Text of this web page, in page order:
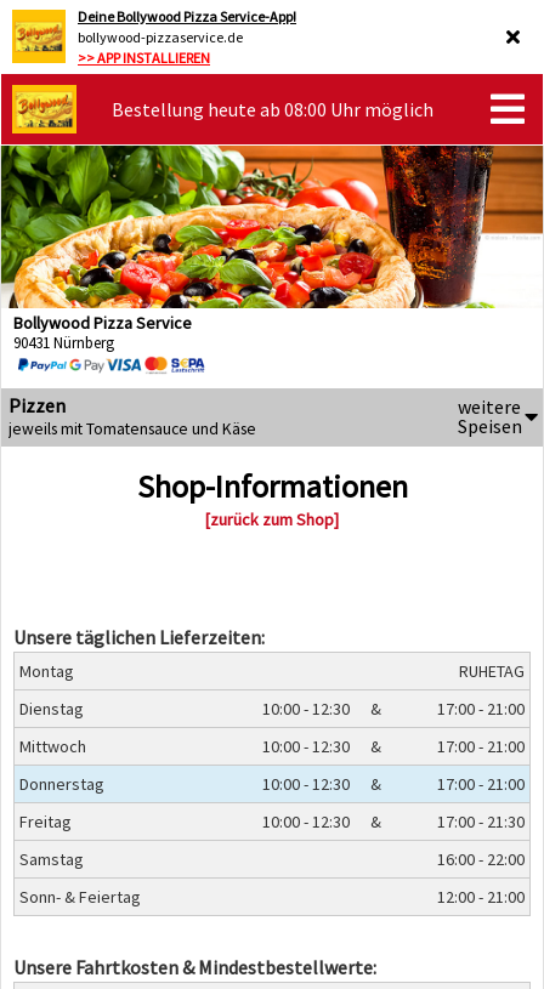
Deine Bollywood Pizza Service-App!
bollywood-pizzaservice.de
>> APP INSTALLIEREN
Bestellung heute ab 08:00 Uhr möglich
Bollywood Pizza Service
90431 Nürnberg
Pizzen
jeweils mit Tomatensauce und Käse
weitere
Speisen
Shop-Informationen
[zurück zum Shop]
Unsere täglichen Lieferzeiten:
Montag
RUHETAG
Dienstag
10:00 - 12:30 &
17:00 - 21:00
Mittwoch
10:00 - 12:30 &
17:00 - 21:00
Donnerstag
10:00 - 12:30 &
17:00 - 21:00
Freitag
10:00 - 12:30 &
17:00 - 21:30
Samstag
16:00 - 22:00
Sonn- & Feiertag
12:00 - 21:00
Unsere Fahrtkosten & Mindestbestellwerte: